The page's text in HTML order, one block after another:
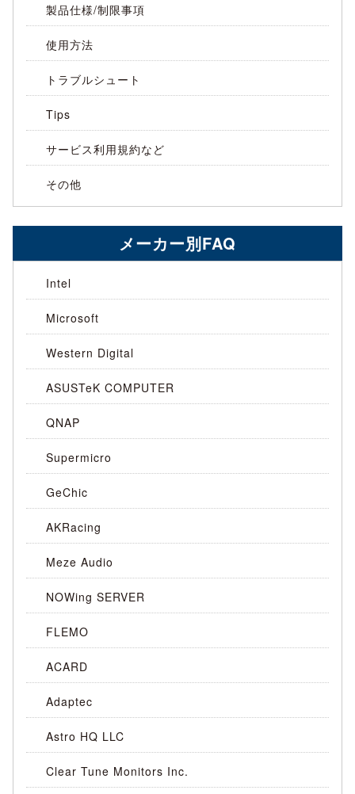
製品仕様/制限事項
使用方法
トラブルシュート
Tips
サービス利用規約など
その他
メーカー別FAQ
Intel
Microsoft
Western Digital
ASUSTeK COMPUTER
QNAP
Supermicro
GeChic
AKRacing
Meze Audio
NOWing SERVER
FLEMO
ACARD
Adaptec
Astro HQ LLC
Clear Tune Monitors Inc.